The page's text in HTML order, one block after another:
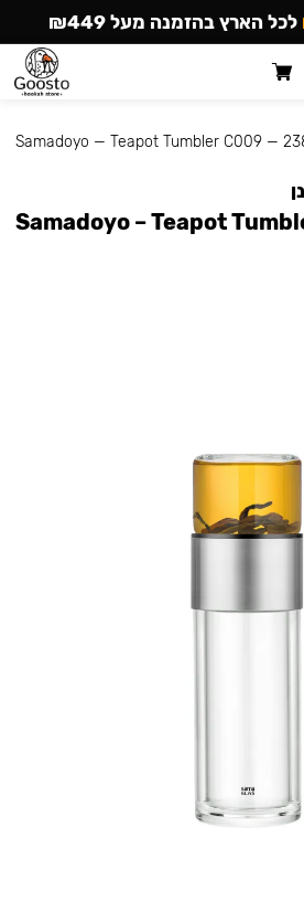
Samadoyo — Teapot Tumbler C009 —
Samadoyo – Teapot
לכל הארץ בהזמנה מעל ₪449